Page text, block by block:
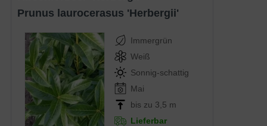
Prunus laurocerasus 'Herbergii'
Immergrün
Weiß
Sonnig-schattig
Mai
bis zu 3,5 m
Lieferbar